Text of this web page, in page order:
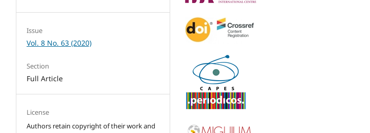
Issue
Vol. 8 No. 63 (2020)
Section
Full Article
License
Authors retain copyright of their work and